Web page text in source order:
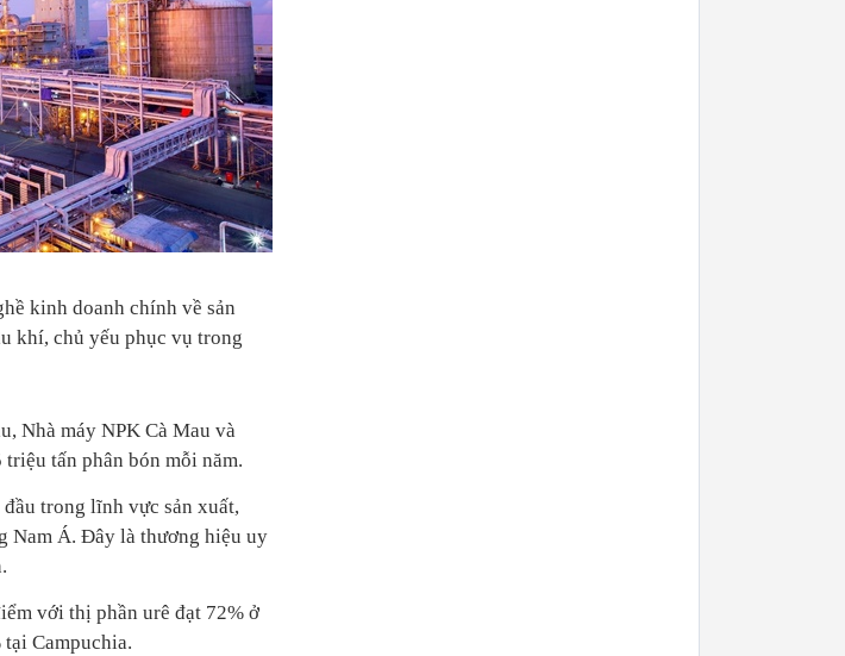
kinh doanh chính về sản
khí, chủ yếu phục vụ trong
Nhà máy NPK Cà Mau và
tấn phân bón mỗi năm.
trong lĩnh vực sản xuất,
Nam Á. Đây là thương hiệu uy
với thị phần urê đạt 72% ở
Campuchia.